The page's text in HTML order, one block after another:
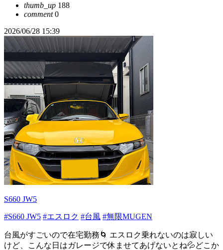
thumb_up 188
comment0
2026/06/28 15:39
S660 JW5
#S660 JW5 #エスロク #台風 #無限MUGEN
台風がすごいので在宅勤務🌀 エスロク乗れないのは寂しい
けど、こんな日はガレージで休ませてあげないとね💦どこか